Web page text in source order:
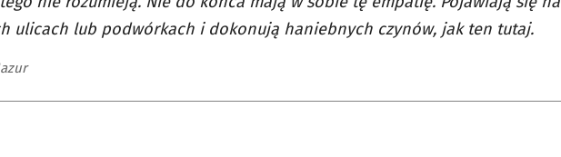
ulicach lub podwórkach i dokonują haniebnych czynów, jak ten tutaj.